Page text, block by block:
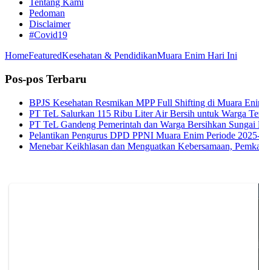
Tentang Kami
Pedoman
Disclaimer
#Covid19
HomeFeaturedKesehatan & PendidikanMuara Enim Hari Ini
Pos-pos Terbaru
BPJS Kesehatan Resmikan MPP Full Shifting di Muara
PT TeL Salurkan 115 Ribu Liter Air Bersih untuk Warga
PT TeL Gandeng Pemerintah dan Warga Bersihkan
Pelantikan Pengurus DPD PPNI Muara Enim Periode
Menebar Keikhlasan dan Menguatkan Kebersamaan,